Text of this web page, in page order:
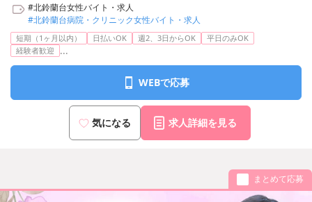
#北鈴蘭台女性バイト・求人
#北鈴蘭台病院・クリニック女性バイト・求人
短期（1ヶ月以内） 日払いOK 週2、3日からOK
平日のみOK
経験者歓迎
...
WEBで応募
気になる 求人詳細を見る
まとめて応募